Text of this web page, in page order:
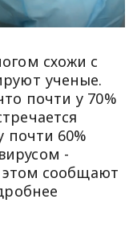
схожи с
ученые.
почти у 70%
почти 60%
-
этом сообщают